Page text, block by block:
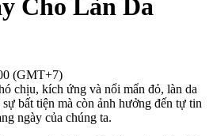
Cho Làn Da
(GMT+7)
chịu, kích ứng và nổi mẩn đỏ, làn da
bất tiện mà còn ảnh hưởng đến tự tin
ngày của chúng ta.